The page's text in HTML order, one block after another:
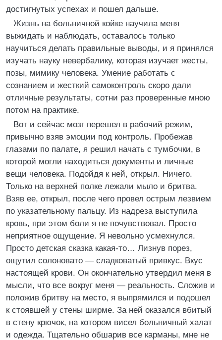
достигнутых успехах и пошел дальше.
Жизнь на больничной койке научила меня
выжидать и наблюдать, оставалось только
научиться делать правильные выводы, и я принялся
изучать науку невербалику, которая изучает жесты,
позы, мимику человека. Умение работать с
сознанием и жесткий самоконтроль скоро дали
отличные результаты, сотни раз проверенные мною
потом на практике.
Вот и сейчас мозг перешел в рабочий режим,
привычно взяв эмоции под контроль. Пробежав
глазами по палате, я решил начать с тумбочки, в
которой могли находиться документы и личные
вещи человека. Подойдя к ней, открыл. Ничего.
Только на верхней полке лежали мыло и бритва.
Взяв ее, открыл, после чего провел острым лезвием
по указательному пальцу. Из надреза выступила
кровь, при этом боли я не почувствовал. Просто
неприятное ощущение. Я невольно усмехнулся.
Просто детская сказка какая-то… Лизнув порез,
ощутил солоновато — сладковатый привкус. Вкус
настоящей крови. Он окончательно утвердил меня в
мысли, что все вокруг меня — реальность. Сложив и
положив бритву на место, я выпрямился и подошел
к стоявшей у стены ширме. За ней оказался вбитый
в стену крючок, на котором висел больничный халат
и одежда. Тщательно обшарив все карманы, мне не